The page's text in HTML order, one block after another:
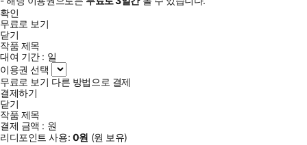
확인
무료로 보기
닫기
작품 제목
대여 기간 : 일
이용권 선택
무료로 보기 다른 방법으로 결제
결제하기
닫기
작품 제목
결제 금액 : 원
리디포인트 사용: 0원 (원 보유)